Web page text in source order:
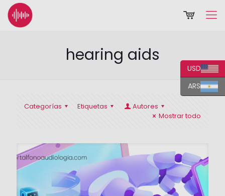
hearing aids
Categorías Etiquetas
Autores
Mostrar todo
USD
ARS